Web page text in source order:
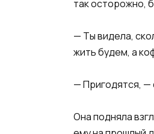
так осторожно,
— Ты видела,
жить будем, а
— Пригодятся, —
Она подняла